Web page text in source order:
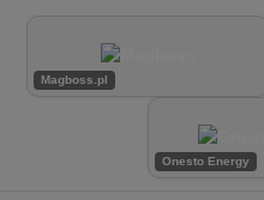
Magboss.pl
Onesto Energy